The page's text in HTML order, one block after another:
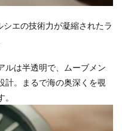
シエの技術力が凝縮されたラ
ルは半透明で、ムーブメン
計。まるで海の奥深くを覗